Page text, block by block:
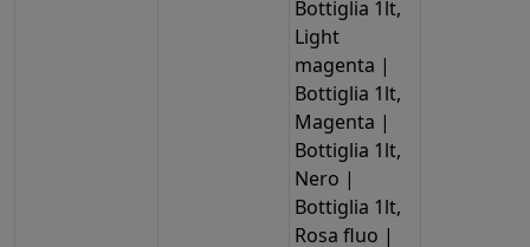
Bottiglia 1lt,
Light
magenta |
Bottiglia 1lt,
Magenta |
Bottiglia 1lt,
Nero |
Bottiglia 1lt,
Rosa fluo |